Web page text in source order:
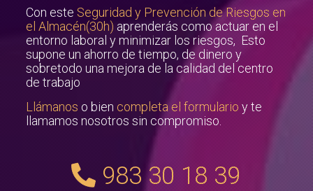
Con esteSeguridad y Prevención de Riesgos en
el Almacén(30h)aprenderás como actuar en el
entorno laboral y minimizar los riesgos, Esto
supone un ahorro de tiempo, de dinero y
sobretodo una mejora de la calidad del centro
de trabajo
Llámanoso biencompleta el formularioy te
llamamos nosotros sin compromiso.
983 30 18 39